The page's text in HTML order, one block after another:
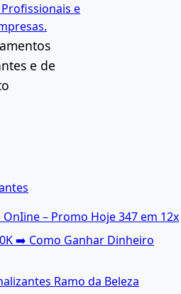
e
e de
– Promo Hoje 347 em 12x
➡️ Como Ganhar Dinheiro
Ramo da Beleza